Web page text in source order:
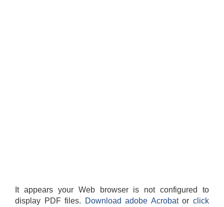
It appears your Web browser is not configured to
display PDF files.
Download adobe Acrobatorclick